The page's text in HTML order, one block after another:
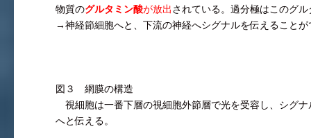
物質のグルタミン酸が放出されている。過分極はこのグ
→神経節細胞へと、下流の神経へシグナルを伝えることが
図３ 網膜の構造
視細胞は一番下層の視細胞外節層で光を受容し、シグ
へと伝える。